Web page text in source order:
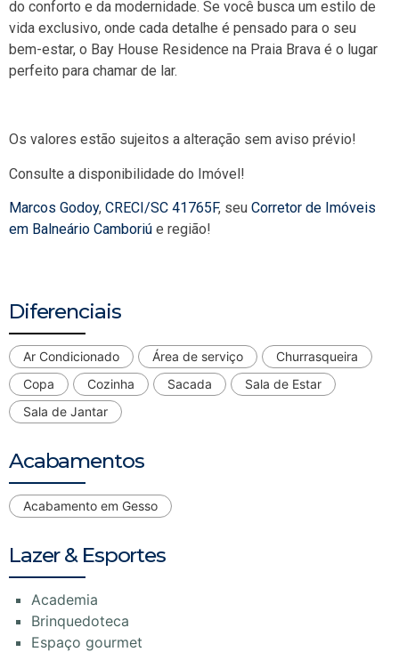
do conforto e da modernidade. Se você busca um estilo de
vida exclusivo, onde cada detalhe é pensado para o seu
bem-estar, o Bay House Residence na Praia Brava é o lugar
perfeito para chamar de lar.
Os valores estão sujeitos a alteração sem aviso prévio!
Consulte a disponibilidade do Imóvel!
Marcos Godoy, CRECI/SC 41765F, seu Corretor de Imóveis
em Balneário Camboriú e região!
Diferenciais
Ar Condicionado Área de serviço
Churrasqueira
Copa
Cozinha Sacada
Sala de Estar
Sala de Jantar
Acabamentos
Acabamento em Gesso
Lazer & Esportes
Academia
Brinquedoteca
Espaço gourmet